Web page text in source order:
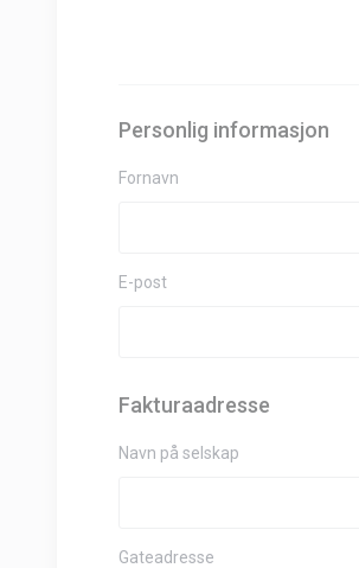
Personlig informasjon
Fornavn
E-post
Fakturaadresse
Navn på selskap
Gateadresse